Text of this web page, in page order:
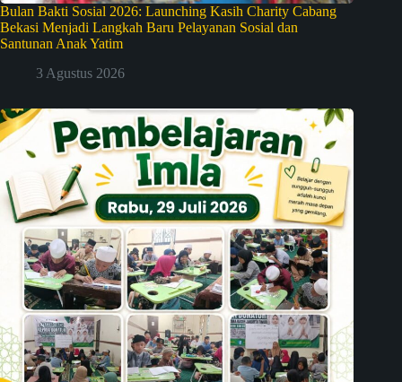
Bulan Bakti Sosial 2026: Launching Kasih Charity Cabang
Bekasi Menjadi Langkah Baru Pelayanan Sosial dan
Santunan Anak Yatim
3 Agustus 2026